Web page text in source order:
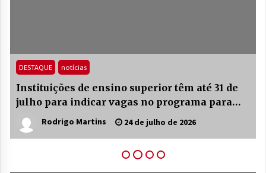
DESTAQUE notícias
Instituições de ensino superior têm até 31 de
julho para indicar vagas no programa para
indígenasRodrigo Martins 24 de julho de 2026